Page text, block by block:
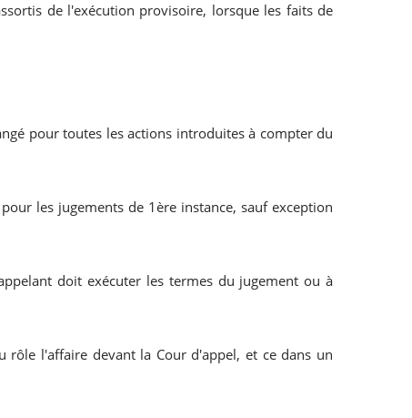
de l'exécution provisoire, lorsque les faits de
pour toutes les actions introduites à compter du
les jugements de 1ère instance, sauf exception
doit exécuter les termes du jugement ou à
l'affaire devant la Cour d'appel, et ce dans un